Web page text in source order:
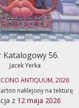
Katalogowy 56.
Jacek Yerka
ANTIQUUM, 2026
naklejony na tekturę
z 12 maja 2026